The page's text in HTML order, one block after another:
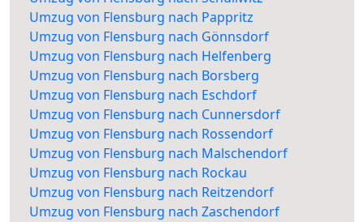
Umzug von Flensburg nach Pappritz
Umzug von Flensburg nach Gönnsdorf
Umzug von Flensburg nach Helfenberg
Umzug von Flensburg nach Borsberg
Umzug von Flensburg nach Eschdorf
Umzug von Flensburg nach Cunnersdorf
Umzug von Flensburg nach Rossendorf
Umzug von Flensburg nach Malschendorf
Umzug von Flensburg nach Rockau
Umzug von Flensburg nach Reitzendorf
Umzug von Flensburg nach Zaschendorf